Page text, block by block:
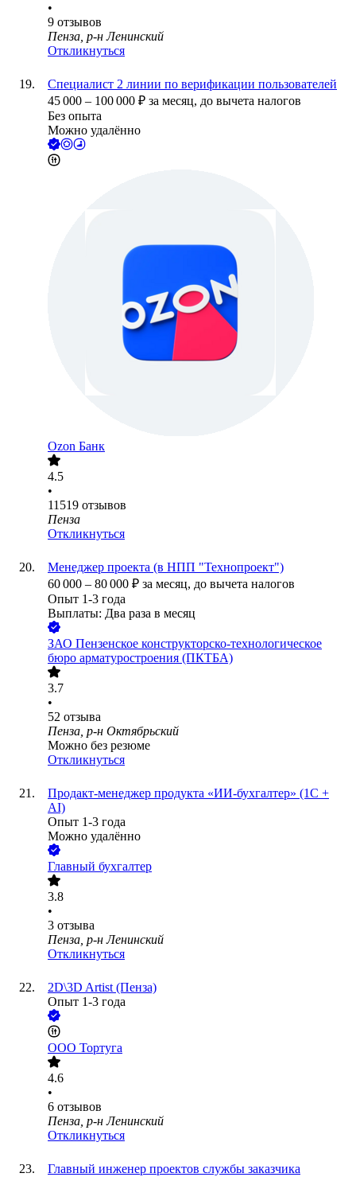
•
9 отзывов
Пенза, р-н Ленинский
Откликнуться
Специалист 2 линии по верификации пользователей
45 000 – 100 000 ₽ за месяц, до вычета налогов
Без опыта
Можно удалённо
Ozon Банк
4.5
•
11519 отзывов
Пенза
Откликнуться
Менеджер проекта (в НПП "Технопроект")
60 000 – 80 000 ₽ за месяц, до вычета налогов
Опыт 1-3 года
Выплаты: Два раза в месяц
ЗАО Пензенское конструкторско-технологическое
бюро арматуростроения (ПКТБА)
3.7
•
52 отзыва
Пенза, р-н Октябрьский
Можно без резюме
Откликнуться
Продакт-менеджер продукта «ИИ-бухгалтер» (1С +
AI)
Опыт 1-3 года
Можно удалённо
Главный бухгалтер
3.8
•
3 отзыва
Пенза, р-н Ленинский
Откликнуться
2D\3D Artist (Пенза)
Опыт 1-3 года
ООО Тортуга
4.6
•
6 отзывов
Пенза, р-н Ленинский
Откликнуться
Главный инженер проектов службы заказчика